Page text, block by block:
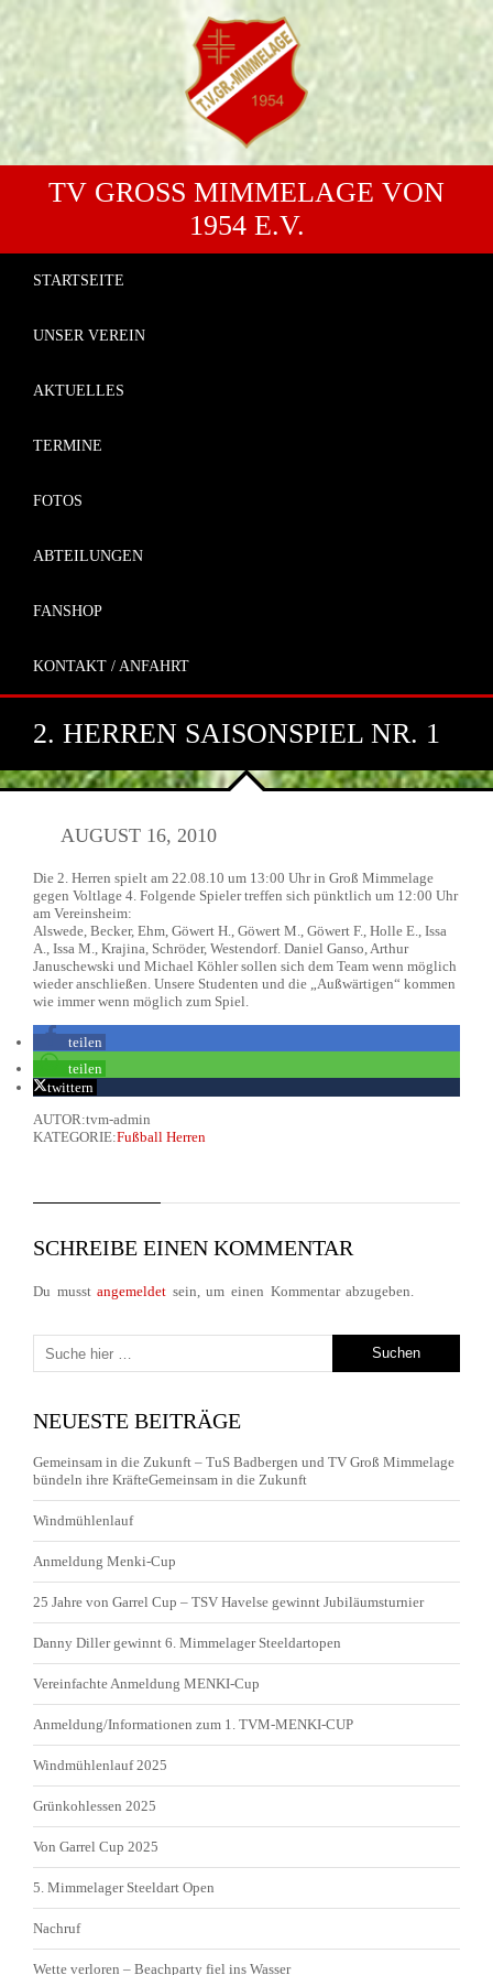
TV GROSS MIMMELAGE VON 1
954 E.V.
STARTSEITE
UNSER VEREIN
AKTUELLES
TERMINE
FOTOS
ABTEILUNGEN
FANSHOP
KONTAKT / ANFAHRT
2. HERREN SAISONSPIEL NR. 1
AUGUST 16, 2010
Die 2. Herren spielt am 22.08.10 um 13:00 Uhr in Groß Mimmelage
gegen Voltlage 4. Folgende Spieler treffen sich pünktlich um 12:00 Uhr
am Vereinsheim:
Alswede, Becker, Ehm, Göwert H., Göwert M., Göwert F., Holle E., Issa
A., Issa M., Krajina, Schröder, Westendorf. Daniel Ganso, Arthur
Januschewski und Michael Köhler sollen sich dem Team wenn möglich
wieder anschließen. Unsere Studenten und die „Außwärtigen“ kommen
wie immer wenn möglich zum Spiel.
teilen
teilen
twittern
AUTOR:tvm-admin
KATEGORIE:Fußball Herren
SCHREIBE EINEN KOMMENTAR
Du musstangemeldet sein, um einen Kommentar abzugeben.
NEUESTE BEITRÄGE
Gemeinsam in die Zukunft – TuS Badbergen und TV Groß Mimmelage
bündeln ihre KräfteGemeinsam in die Zukunft
Windmühlenlauf
Anmeldung Menki-Cup
25 Jahre von Garrel Cup – TSV Havelse gewinnt Jubiläumsturnier
Danny Diller gewinnt 6. Mimmelager Steeldartopen
Vereinfachte Anmeldung MENKI-Cup
Anmeldung/Informationen zum 1. TVM-MENKI-CUP
Windmühlenlauf 2025
Grünkohlessen 2025
Von Garrel Cup 2025
5. Mimmelager Steeldart Open
Nachruf
Wette verloren – Beachparty fiel ins Wasser